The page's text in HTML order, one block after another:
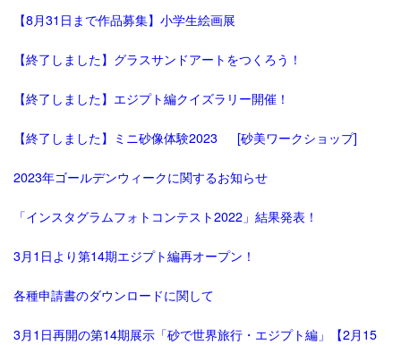
【8月31日まで作品募集】小学生絵画展
【終了しました】グラスサンドアートをつくろう！
【終了しました】エジプト編クイズラリー開催！
【終了しました】ミニ砂像体験2023 [砂美ワークショップ]
2023年ゴールデンウィークに関するお知らせ
「インスタグラムフォトコンテスト2022」結果発表！
3月1日より第14期エジプト編再オープン！
各種申請書のダウンロードに関して
3月1日再開の第14期展示「砂で世界旅行・エジプト編」【2月15